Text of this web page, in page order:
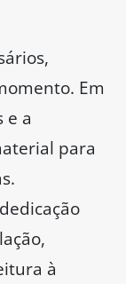
Em
e a
para
à